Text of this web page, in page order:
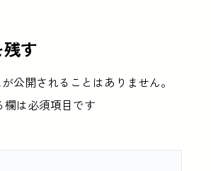
残す
公開されることはありません。
欄は必須項目です